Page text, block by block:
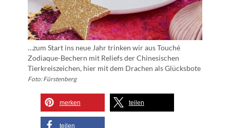
…zum Start ins neue Jahr trinken wir aus Touché
Zodiaque-Bechern mit Reliefs der Chinesischen
Tierkreiszeichen, hier mit dem Drachen als Glücksbote
Foto: Fürstenberg
merken teilen
teilen